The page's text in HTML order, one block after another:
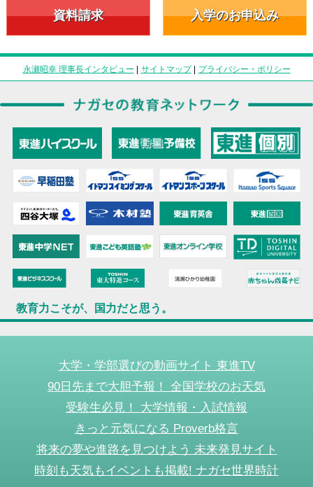
資料請求 入学のお申込み
永瀬昭幸 理事長インタビュー | サイトマップ| プライバシー・ポリシー
教育力こそが、国力だと思う。
大学・学部選びの動画サイト 東進TV
90日先まで大胆予報！ 全国学校のお天気
受験生必見！ 大学情報・入試情報
きっと元気になる Proverb格言
将来の夢や進路を見つけよう 未来発見サイト
時刻も天気もイベントも掲載! ナガセ世界時計